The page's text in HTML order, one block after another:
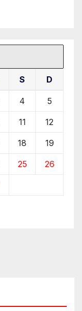
S D
4 5
11 12
18 19
25 26